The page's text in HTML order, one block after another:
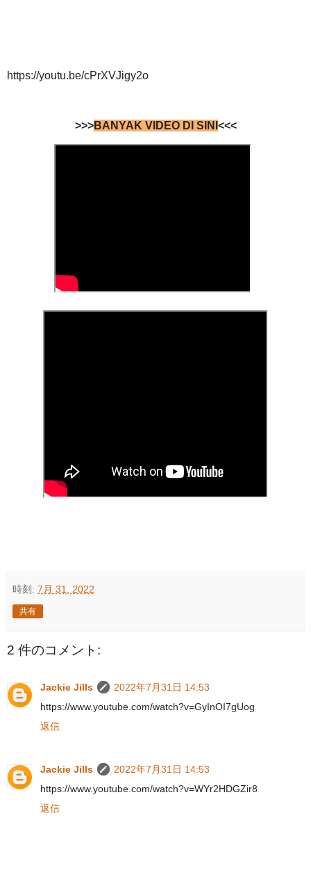
https://youtu.be/cPrXVJigy2o
>>>BANYAK VIDEO DI SINI <<<
時刻: 7月 31, 2022
共有
2 件のコメント:
Jackie Jills
2022年7月31日 14:53
https://www.youtube.com/watch?v=GyInOI7gUog
返信
Jackie Jills
2022年7月31日 14:53
https://www.youtube.com/watch?v=WYr2HDGZir8
返信